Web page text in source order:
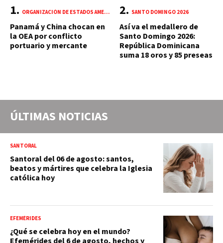
ORGANIZACIÓN DE ESTADOS AMERICANOS (OEA)
Panamá y China chocan en
la OEA por conflicto
portuario y mercante
SANTO DOMINGO 2026
Así va el medallero de
Santo Domingo 2026:
República Dominicana
suma 18 oros y 85 preseas
ÚLTIMAS NOTICIAS
SANTORAL
Santoral del 06 de agosto: santos,
beatos y mártires que celebra la Iglesia
católica hoy
EFEMÉRIDES
¿Qué se celebra hoy en el mundo?
Efemérides del 6 de agosto, hechos y